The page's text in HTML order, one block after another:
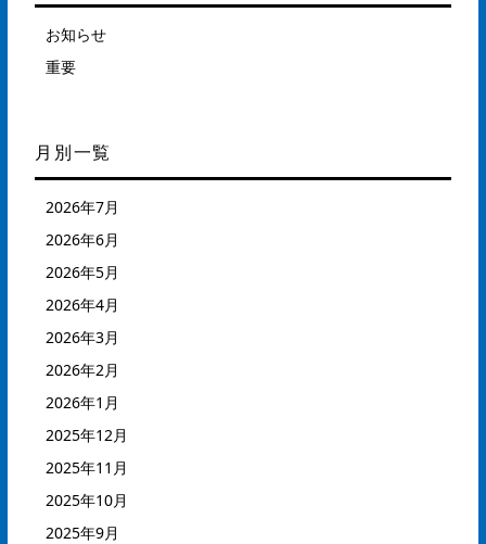
お知らせ
重要
月別一覧
2026年7月
2026年6月
2026年5月
2026年4月
2026年3月
2026年2月
2026年1月
2025年12月
2025年11月
2025年10月
2025年9月